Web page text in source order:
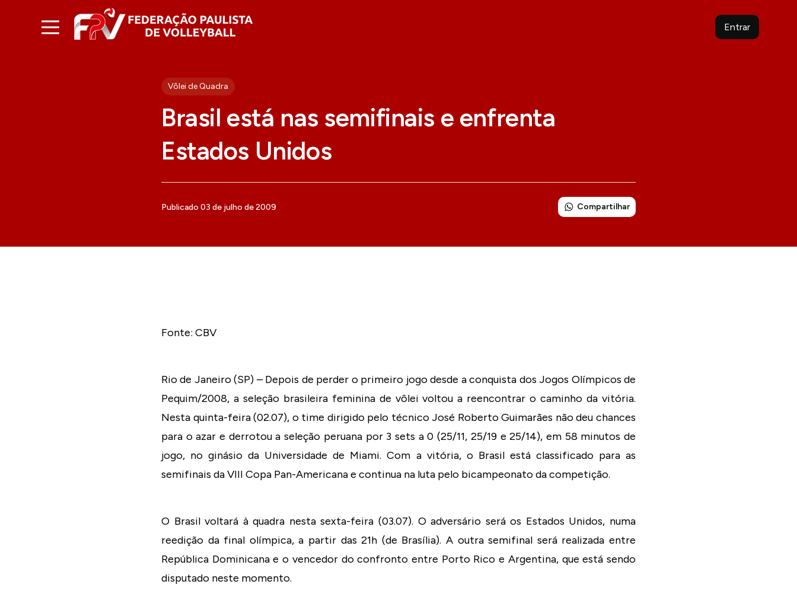
Entrar
Vôlei de Quadra
Brasil está nas semifinais e enfrenta
Estados Unidos
Publicado 03 de julho de 2009 Compartilhar
Fonte: CBV
Rio de Janeiro (SP) – Depois de perder o primeiro jogo desde a conquista dos Jogos Olímpicos de
Pequim/2008, a seleção brasileira feminina de vôlei voltou a reencontrar o caminho da vitória.
Nesta quinta-feira (02.07), o time dirigido pelo técnico José Roberto Guimarães não deu chances
para o azar e derrotou a seleção peruana por 3 sets a 0 (25/11, 25/19 e 25/14), em 58 minutos de
jogo, no ginásio da Universidade de Miami. Com a vitória, o Brasil está classificado para as
semifinais da VIII Copa Pan-Americana e continua na luta pelo bicampeonato da competição.
O Brasil voltará à quadra nesta sexta-feira (03.07). O adversário será os Estados Unidos, numa
reedição da final olímpica, a partir das 21h (de Brasília). A outra semifinal será realizada entre
República Dominicana e o vencedor do confronto entre Porto Rico e Argentina, que está sendo
disputado neste momento.